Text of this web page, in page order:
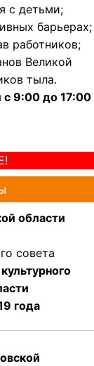
с детьми;
барьерах;
работников;
Великой
тыла.
с 9:00 до 17:00
области
совета
года